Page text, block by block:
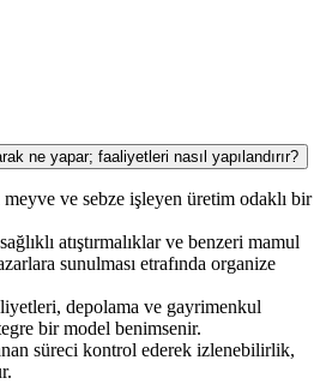
ne yapar; faaliyetleri nasıl yapılandırır?
ve sebze işleyen üretim odaklı bir
atıştırmalıklar ve benzeri mamul
sunulması etrafında organize
depolama ve gayrimenkul
bir model benimsenir.
süreci kontrol ederek izlenebilirlik,